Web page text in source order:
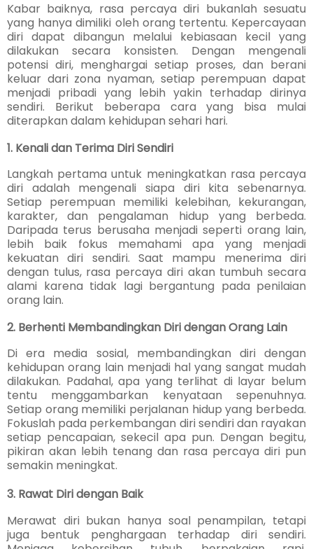
Kabar baiknya, rasa percaya diri bukanlah sesuatu
yang hanya dimiliki oleh orang tertentu. Kepercayaan
diri dapat dibangun melalui kebiasaan kecil yang
dilakukan secara konsisten. Dengan mengenali
potensi diri, menghargai setiap proses, dan berani
keluar dari zona nyaman, setiap perempuan dapat
menjadi pribadi yang lebih yakin terhadap dirinya
sendiri. Berikut beberapa cara yang bisa mulai
diterapkan dalam kehidupan sehari hari.
1. Kenali dan Terima Diri Sendiri
Langkah pertama untuk meningkatkan rasa percaya
diri adalah mengenali siapa diri kita sebenarnya.
Setiap perempuan memiliki kelebihan, kekurangan,
karakter, dan pengalaman hidup yang berbeda.
Daripada terus berusaha menjadi seperti orang lain,
lebih baik fokus memahami apa yang menjadi
kekuatan diri sendiri. Saat mampu menerima diri
dengan tulus, rasa percaya diri akan tumbuh secara
alami karena tidak lagi bergantung pada penilaian
orang lain.
2. Berhenti Membandingkan Diri dengan Orang Lain
Di era media sosial, membandingkan diri dengan
kehidupan orang lain menjadi hal yang sangat mudah
dilakukan. Padahal, apa yang terlihat di layar belum
tentu menggambarkan kenyataan sepenuhnya.
Setiap orang memiliki perjalanan hidup yang berbeda.
Fokuslah pada perkembangan diri sendiri dan rayakan
setiap pencapaian, sekecil apa pun. Dengan begitu,
pikiran akan lebih tenang dan rasa percaya diri pun
semakin meningkat.
3. Rawat Diri dengan Baik
Merawat diri bukan hanya soal penampilan, tetapi
juga bentuk penghargaan terhadap diri sendiri.